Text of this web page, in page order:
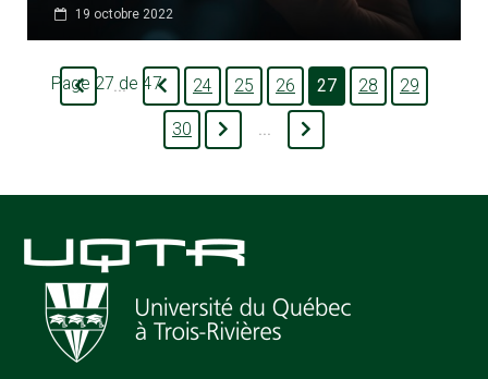
19 octobre 2022
Page 27 de 47
... 24 25 26 27 28 29
30